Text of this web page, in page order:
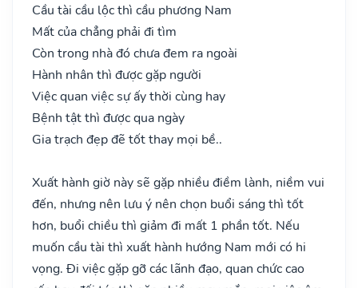
Cầu tài cầu lộc thì cầu phương Nam
Mất của chẳng phải đi tìm
Còn trong nhà đó chưa đem ra ngoài
Hành nhân thì được gặp người
Việc quan việc sự ấy thời cùng hay
Bệnh tật thì được qua ngày
Gia trạch đẹp đẽ tốt thay mọi bề..
Xuất hành giờ này sẽ gặp nhiều điềm lành, niềm vui
đến, nhưng nên lưu ý nên chọn buổi sáng thì tốt
hơn, buổi chiều thì giảm đi mất 1 phần tốt. Nếu
muốn cầu tài thì xuất hành hướng Nam mới có hi
vọng. Đi việc gặp gỡ các lãnh đạo, quan chức cao